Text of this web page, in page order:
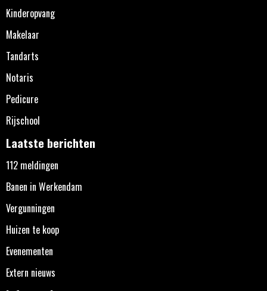
Kinderopvang
Makelaar
Tandarts
Notaris
Pedicure
Rijschool
Laatste berichten
112 meldingen
Banen in Werkendam
Vergunningen
Huizen te koop
Evenementen
Extern nieuws